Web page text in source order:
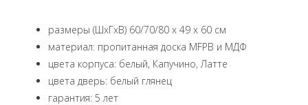
размеры (ШхГхВ) 60/70/80 х 49 х 60 см
материал: пропитанная доска MFPB и МДФ
цвета корпуса: белый, Капучино, Латте
цвета дверь: белый глянец
гарантия: 5 лет